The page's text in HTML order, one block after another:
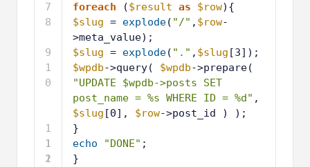
7
8
9
1
0
1
1
1
2
1
foreach
($result as $row){
$slug = explode( "/" , $row-
>meta_value);
$slug = explode( "." , $slug [3]);
$wpdb->query( $wpdb
"UPDATE $wpdb->posts SET
post_name = %s WHERE ID = %d"
$slug [0], $row->post_id ) );
}
echo
"DONE" ;
}